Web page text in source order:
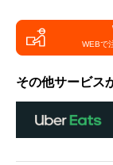
WEBで
その他サービス